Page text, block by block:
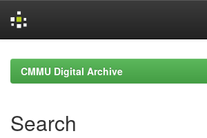
navigationCMMU Digital Archive
Search